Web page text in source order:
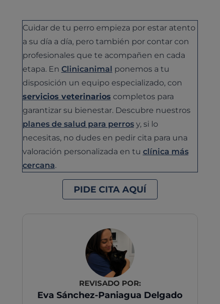
Cuidar de tu perro empieza por estar atento
a su día a día, pero también por contar con
profesionales que te acompañen en cada
etapa. En Clinicanimal ponemos a tu
disposición un equipo especializado, con
servicios veterinarios completos para
garantizar su bienestar. Descubre nuestros
planes de salud para perrosy, si lo
necesitas, no dudes en pedir cita para una
valoración personalizada en tu clínica más
cercana.
PIDE CITA AQUÍ
REVISADO POR:
Eva Sánchez-Paniagua Delgado